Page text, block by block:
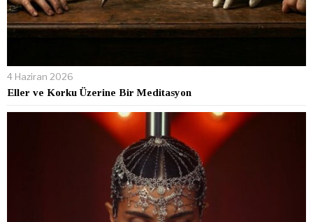
4 Haziran 2026
Eller ve Korku Üzerine Bir Meditasyon